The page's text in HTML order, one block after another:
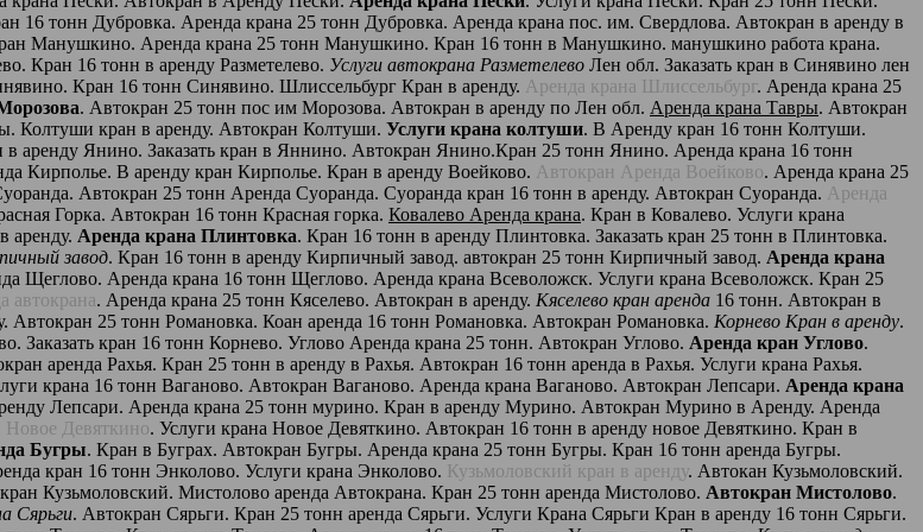
16 тонн Дубровка. Аренда крана 25 тонн Дубровка. Аренда крана пос. им. Свердлова. Автокран в аренду в
Манушкино. Аренда крана 25 тонн Манушкино. Кран 16 тонн в Манушкино. манушкино работа крана.
Кран 16 тонн в аренду Разметелево. Услуги автокрана Разметелево Лен обл. Заказать кран в Синявино лен
Кран 16 тонн Синявино. Шлиссельбург Кран в аренду. Аренда крана Шлиссельбург. Аренда крана 25
. Автокран 25 тонн пос им Морозова. Автокран в аренду по Лен обл. Аренда крана Тавры. Автокран
Колтуши кран в аренду. Автокран Колтуши. Услуги крана колтуши. В Аренду кран 16 тонн Колтуши.
в аренду Янино. Заказать кран в Яннино. Автокран Янино.Кран 25 тонн Янино. Аренда крана 16 тонн
Кирполье. В аренду кран Кирполье. Кран в аренду Воейково. Автокран Аренда Воейково. Аренда крана 25
Автокран 25 тонн Аренда Суоранда. Суоранда кран 16 тонн в аренду. Автокран Суоранда. Аренда
Горка. Автокран 16 тонн Красная горка. Ковалево Аренда крана. Кран в Ковалево. Услуги крана
аренду. Аренда крана Плинтовка. Кран 16 тонн в аренду Плинтовка. Заказать кран 25 тонн в Плинтовка.
завод. Кран 16 тонн в аренду Кирпичный завод. автокран 25 тонн Кирпичный завод. Аренда крана
Щеглово. Аренда крана 16 тонн Щеглово. Аренда крана Всеволожск. Услуги крана Всеволожск. Кран 25
автокрана. Аренда крана 25 тонн Кяселево. Автокран в аренду. Кяселево кран аренда 16 тонн. Автокран в
Автокран 25 тонн Романовка. Коан аренда 16 тонн Романовка. Автокран Романовка. Корнево Кран в аренду.
Заказать кран 16 тонн Корнево. Углово Аренда крана 25 тонн. Автокран Углово. Аренда кран Углово.
аренда Рахья. Кран 25 тонн в аренду в Рахья. Автокран 16 тонн аренда в Рахья. Услуги крана Рахья.
крана 16 тонн Ваганово. Автокран Ваганово. Аренда крана Ваганово. Автокран Лепсари. Аренда крана
Лепсари. Аренда крана 25 тонн мурино. Кран в аренду Мурино. Автокран Мурино в Аренду. Аренда
Новое Девяткино. Услуги крана Новое Девяткино. Автокран 16 тонн в аренду новое Девяткино. Кран в
Бугры. Кран в Буграх. Автокран Бугры. Аренда крана 25 тонн Бугры. Кран 16 тонн аренда Бугры.
кран 16 тонн Энколово. Услуги крана Энколово. Кузьмоловский кран в аренду. Автокан Кузьмоловский.
Кузьмоловский. Мистолово аренда Автокрана. Кран 25 тонн аренда Мистолово. Автокран Мистолово.
Сярьги. Автокран Сярьги. Кран 25 тонн аренда Сярьги. Услуги Крана Сярьги Кран в аренду 16 тонн Сярьги.